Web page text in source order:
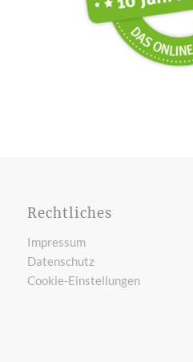
Rechtliches
Impressum
Datenschutz
Cookie-Einstellungen